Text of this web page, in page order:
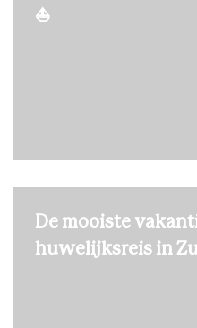
⛵
De mooiste
huwelijksreis in